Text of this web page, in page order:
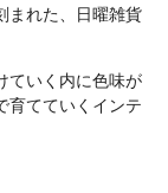
まれた、日曜雑貨
ていく内に色味が
育てていくインテ